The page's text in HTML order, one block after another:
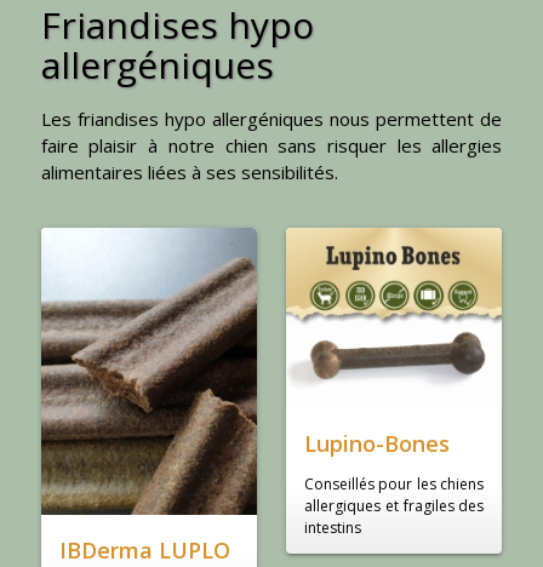
Friandises hypo
allergéniques
Les friandises hypo allergéniques nous permettent de
faire plaisir à notre chien sans risquer les allergies
alimentaires liées à ses sensibilités.
IBDerma LUPLO
Lupino-Bones
Conseillés pour les chiens
allergiques et fragiles des
intestins